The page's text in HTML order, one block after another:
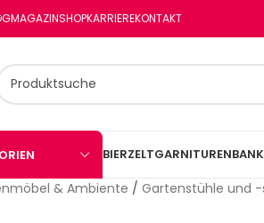
MAGAZINSHOPKARRIEREKONTAKT
BIERZELTGARNITUREN
& Ambiente / Gartenstühle und -